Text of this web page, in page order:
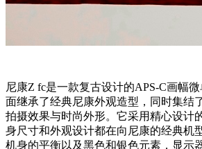
尼康Z fc是一款复古设计的APS-C画幅
面继承了经典尼康外观造型，同时集结
拍摄效果与时尚外形。它采用精心设计
身尺寸和外观设计都在向尼康的经典机
机身的平衡以及黑色和银色元素，显示